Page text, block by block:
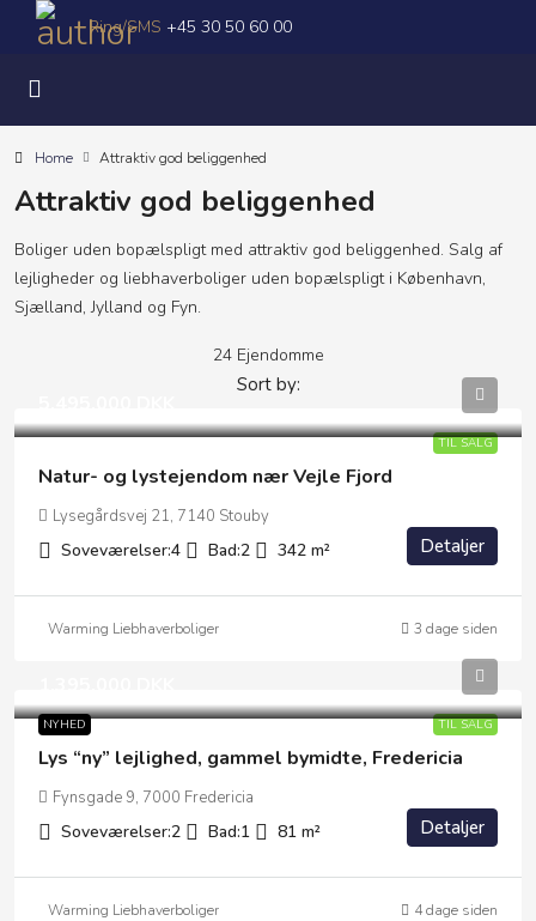
Ring/SMS +45 30 50 60 00
Home Attraktiv god beliggenhed
Attraktiv god beliggenhed
Boliger uden bopælspligt med attraktiv god beliggenhed. Salg af
lejligheder og liebhaverboliger uden bopælspligt i København,
Sjælland, Jylland og Fyn.
24 Ejendomme
Sort by:
TIL SALG
Natur- og lystejendom nær Vejle Fjord
Lysegårdsvej 21, 7140 Stouby
Soveværelser:4 Bad:2 342 m² Detaljer
Warming Liebhaverboliger 3 dage siden
NYHED TIL SALG
Lys “ny” lejlighed, gammel bymidte, Fredericia
Fynsgade 9, 7000 Fredericia
Soveværelser:2 Bad:1 81 m² Detaljer
Warming Liebhaverboliger 4 dage siden